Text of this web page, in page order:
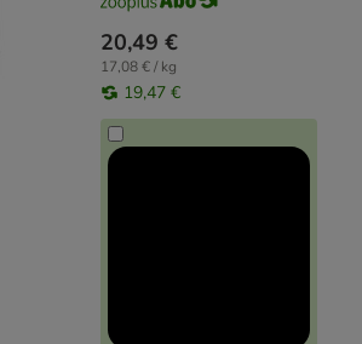
20,49 €
17,08 € / kg
19,47 €